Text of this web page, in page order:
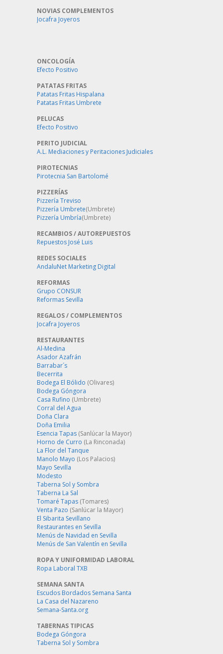
NOVIAS COMPLEMENTOS
Jocafra Joyeros
ONCOLOGÍA
Efecto Positivo
PATATAS FRITAS
Patatas Fritas Hispalana
Patatas Fritas Umbrete
PELUCAS
Efecto Positivo
PERITO JUDICIAL
A.L. Mediaciones y Peritaciones Judiciales
PIROTECNIAS
Pirotecnia San Bartolomé
PIZZERÍAS
Pizzería Treviso
Pizzería Umbrete(Umbrete)
Pizzería Umbría(Umbrete)
RECAMBIOS / AUTOREPUESTOS
Repuestos José Luis
REDES SOCIALES
AndaluNet Marketing Digital
REFORMAS
Grupo CONSUR
Reformas Sevilla
REGALOS / COMPLEMENTOS
Jocafra Joyeros
RESTAURANTES
Al-Medina
Asador Azafrán
Barrabar´s
Becerrita
Bodega El Bólido (Olivares)
Bodega Góngora
Casa Rufino (Umbrete)
Corral del Agua
Doña Clara
Doña Emilia
Esencia Tapas (Sanlúcar la Mayor)
Horno de Curro (La Rinconada)
La Flor del Tanque
Manolo Mayo (Los Palacios)
Mayo Sevilla
Modesto
Taberna Sol y Sombra
Taberna La Sal
Tomaré Tapas (Tomares)
Venta Pazo (Sanlúcar la Mayor)
El Sibarita Sevillano
Restaurantes en Sevilla
Menús de Navidad en Sevilla
Menús de San Valentín en Sevilla
ROPA Y UNIFORMIDAD LABORAL
Ropa Laboral TXB
SEMANA SANTA
Escudos Bordados Semana Santa
La Casa del Nazareno
Semana-Santa.org
TABERNAS TIPICAS
Bodega Góngora
Taberna Sol y Sombra